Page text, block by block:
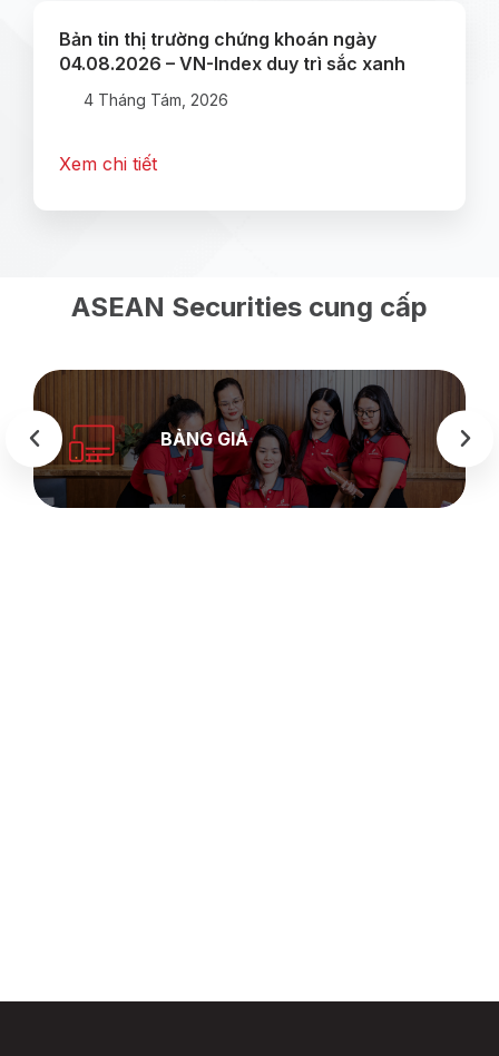
Bản tin thị trường chứng khoán ngày
04.08.2026 – VN-Index duy trì sắc xanh
4 Tháng Tám, 2026
Xem chi tiết
ASEAN Securities cung cấp
BẢNG GIÁ